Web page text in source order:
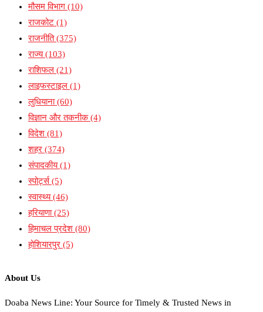
मौसम विभाग (10)
राजकोट (1)
राजनीति(375)
राज्य(103)
राशिफल (21)
लाइफस्टाइल (1)
लुधियाना(60)
विज्ञान और तकनीक(4)
विदेश (81)
शहर (374)
संपादकीय(1)
स्पोर्ट्स(5)
स्वास्थ्य(46)
हरियाणा(25)
हिमाचल प्रदेश (80)
होशियारपुर (5)
About Us
Doaba News Line: Your Source for Timely & Trusted News in